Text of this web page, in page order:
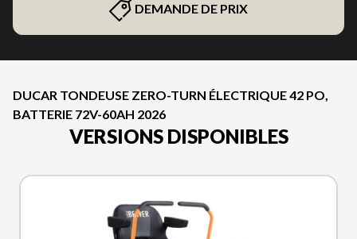
DEMANDE DE PRIX
DUCAR TONDEUSE ZERO-TURN ÉLECTRIQUE 42 PO,
BATTERIE 72V-60AH 2026
VERSIONS DISPONIBLES